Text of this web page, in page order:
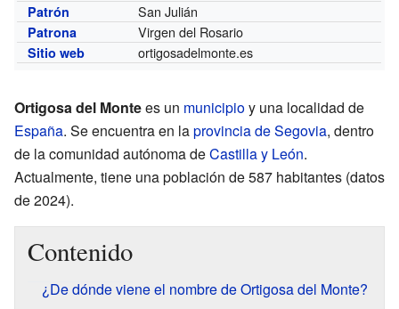
Patrón San Julián
Patrona Virgen del Rosario
Sitio web ortigosadelmonte.es
Ortigosa del Montees un municipioy una localidad de
España. Se encuentra en laprovincia de Segovia, dentro
de la comunidad autónoma deCastilla y León.
Actualmente, tiene una población de 587 habitantes (datos
de 2024).
Contenido
¿De dónde viene el nombre de Ortigosa del Monte?